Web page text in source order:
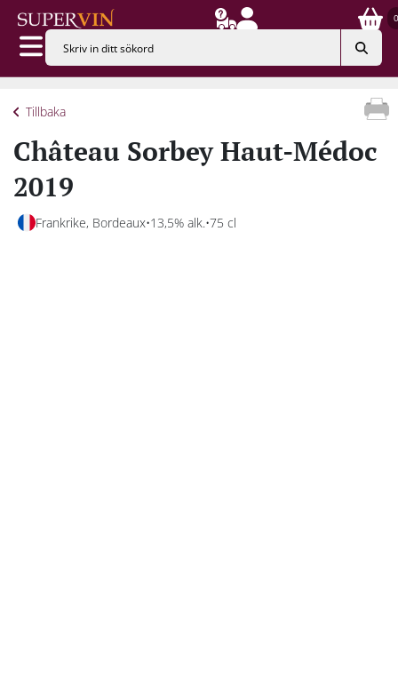
0
Tillbaka
Château Sorbey Haut-Médoc
2019
Frankrike, Bordeaux 13,5% alk. 75 cl